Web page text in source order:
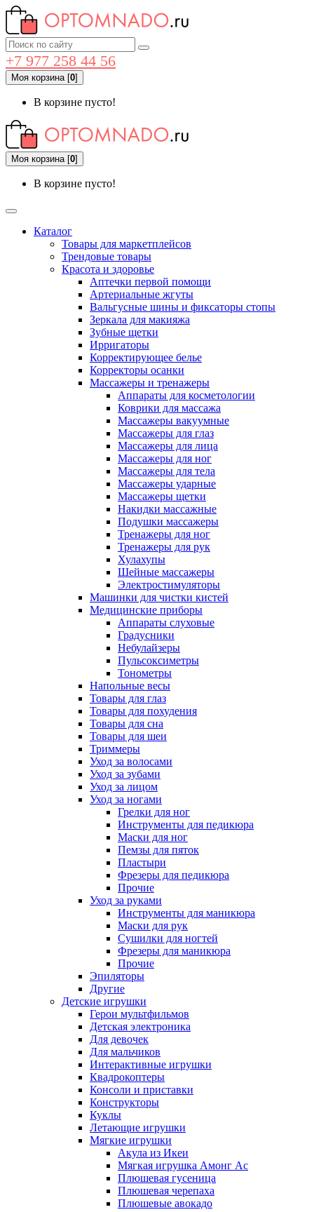
+7 977 258 44 56
Моя корзина[0]
В корзине пусто!
Моя корзина[0]
В корзине пусто!
Каталог
Товары для маркетплейсов
Трендовые товары
Красота и здоровье
Аптечки первой помощи
Артериальные жгуты
Вальгусные шины и фиксаторы стопы
Зеркала для макияжа
Зубные щетки
Ирригаторы
Корректирующее белье
Корректоры осанки
Массажеры и тренажеры
Аппараты для косметологии
Коврики для массажа
Массажеры вакуумные
Массажеры для глаз
Массажеры для лица
Массажеры для ног
Массажеры для тела
Массажеры ударные
Массажеры щетки
Накидки массажные
Подушки массажеры
Тренажеры для ног
Тренажеры для рук
Хулахупы
Шейные массажеры
Электростимуляторы
Машинки для чистки кистей
Медицинские приборы
Аппараты слуховые
Градусники
Небулайзеры
Пульсоксиметры
Тонометры
Напольные весы
Товары для глаз
Товары для похудения
Товары для сна
Товары для шеи
Триммеры
Уход за волосами
Уход за зубами
Уход за лицом
Уход за ногами
Грелки для ног
Инструменты для педикюра
Маски для ног
Пемзы для пяток
Пластыри
Фрезеры для педикюра
Прочие
Уход за руками
Инструменты для маникюра
Маски для рук
Сушилки для ногтей
Фрезеры для маникюра
Прочие
Эпиляторы
Другие
Детские игрушки
Герои мультфильмов
Детская электроника
Для девочек
Для мальчиков
Интерактивные игрушки
Квадрокоптеры
Консоли и приставки
Конструкторы
Куклы
Летающие игрушки
Мягкие игрушки
Акула из Икеи
Мягкая игрушка Амонг Ас
Плюшевая гусеница
Плюшевая черепаха
Плюшевые авокадо